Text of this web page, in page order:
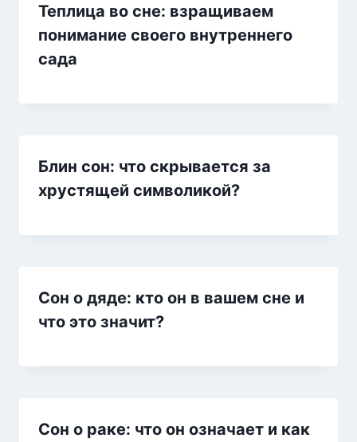
Теплица во сне: взращиваем
понимание своего внутреннего
сада
Блин сон: что скрывается за
хрустящей символикой?
Сон о дяде: кто он в вашем сне и
что это значит?
Сон о раке: что он означает и как